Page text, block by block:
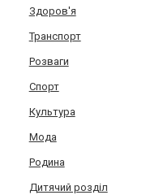
Здоров'я
Транспорт
Розваги
Спорт
Культура
Мода
Родина
Дитячий розділ